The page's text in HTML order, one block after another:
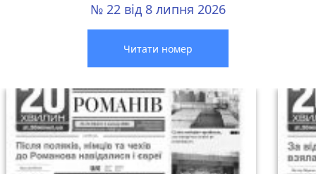
№ 22 від 8 липня 2026
Читати номер